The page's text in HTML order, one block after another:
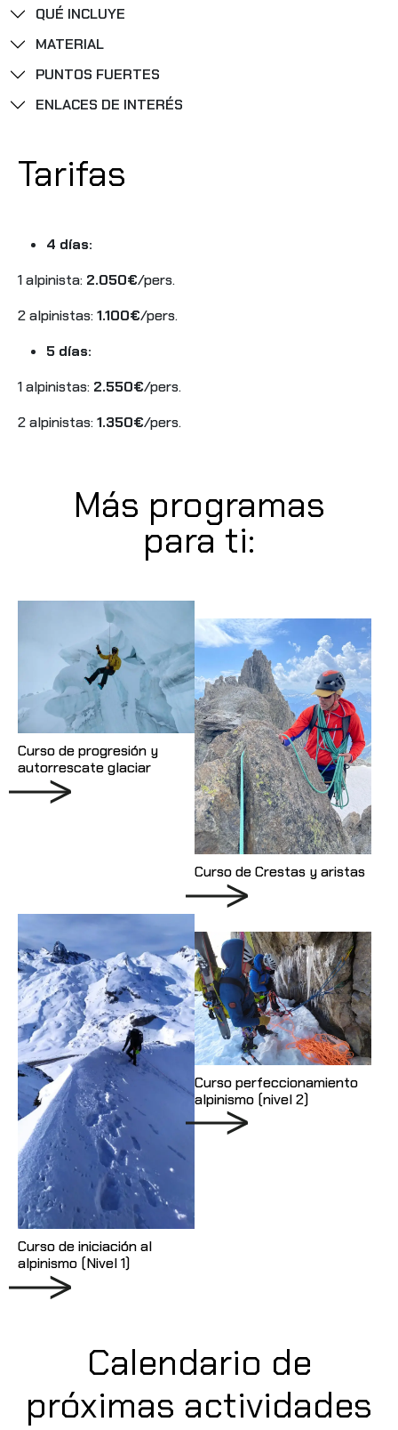
QUÉ INCLUYE
MATERIAL
PUNTOS FUERTES
ENLACES DE INTERÉS
Tarifas
4 días:
1 alpinista: 2.050€/pers.
2 alpinistas:1.100€/pers.
5 días:
1 alpinistas: 2.550€/pers.
2 alpinistas:1.350€/pers.
Más programas
para ti:
Curso de progresión y
autorrescate glaciar
Curso de Crestas y aristas
Curso de iniciación al
alpinismo (Nivel 1)
Curso perfeccionamiento
alpinismo (nivel 2)
Calendario de
próximas actividades